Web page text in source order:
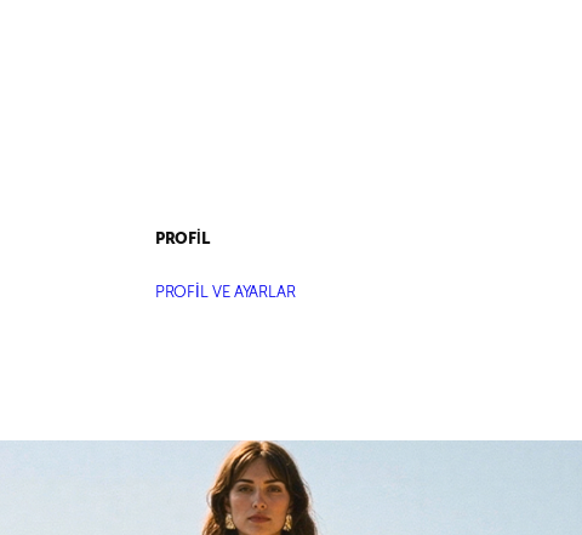
PROFİL
PROFİL VE AYARLAR